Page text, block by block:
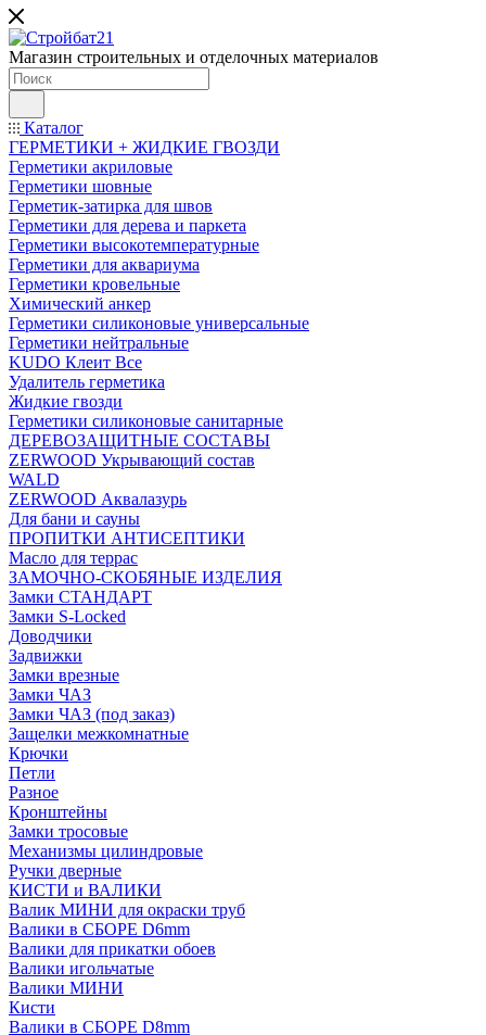
Магазин строительных и отделочных материалов
Каталог
ГЕРМЕТИКИ + ЖИДКИЕ ГВОЗДИ
Герметики акриловые
Герметики шовные
Герметик-затирка для швов
Герметики для дерева и паркета
Герметики высокотемпературные
Герметики для аквариума
Герметики кровельные
Химический анкер
Герметики силиконовые универсальные
Герметики нейтральные
KUDO Клеит Все
Удалитель герметика
Жидкие гвозди
Герметики силиконовые санитарные
ДЕРЕВОЗАЩИТНЫЕ СОСТАВЫ
ZERWOOD Укрывающий состав
WALD
ZERWOOD Аквалазурь
Для бани и сауны
ПРОПИТКИ АНТИСЕПТИКИ
Масло для террас
ЗАМОЧНО-СКОБЯНЫЕ ИЗДЕЛИЯ
Замки СТАНДАРТ
Замки S-Locked
Доводчики
Задвижки
Замки врезные
Замки ЧАЗ
Замки ЧАЗ (под заказ)
Защелки межкомнатные
Крючки
Петли
Разное
Кронштейны
Замки тросовые
Механизмы цилиндровые
Ручки дверные
КИСТИ и ВАЛИКИ
Валик МИНИ для окраски труб
Валики в СБОРЕ D6mm
Валики для прикатки обоев
Валики игольчатые
Валики МИНИ
Кисти
Валики в СБОРЕ D8mm